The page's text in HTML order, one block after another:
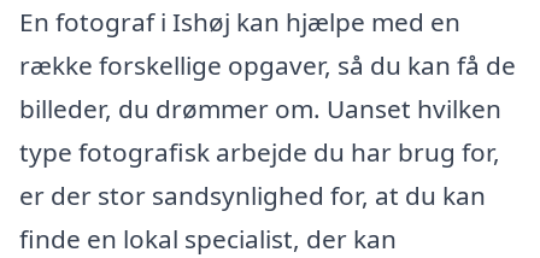
En fotograf i Ishøj kan hjælpe med en
række forskellige opgaver, så du kan få de
billeder, du drømmer om. Uanset hvilken
type fotografisk arbejde du har brug for,
er der stor sandsynlighed for, at du kan
finde en lokal specialist, der kan